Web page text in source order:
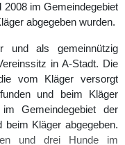
2008 im Gemeindegebiet
abgegeben wurden.
und als gemeinnützig
in A-Stadt. Die
vom Kläger versorgt
und beim Kläger
Gemeindegebiet der
beim Kläger abgegeben.
und drei Hunde im